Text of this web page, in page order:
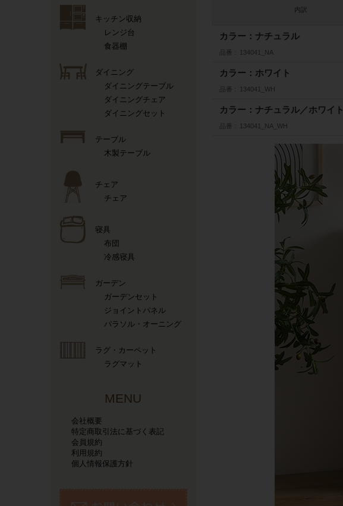
内訳
カラー：ナチュラル
品番 134041_NA
カラー：ホワイト
品番 134041_WH
カラー：ナチュラル／ホワイト
品番 134041_NA_WH
キッチン収納
レンジ台
食器棚
ダイニング
ダイニングテーブル
ダイニングチェア
ダイニングセット
テーブル
木製テーブル
チェア
チェア
寝具
布団
冷感寝具
ガーデン
ガーデンセット
ジョイントパネル
パラソル・オーニング
ラグ・カーペット
ラグマット
MENU
会社概要
特定商取引法に基づく表記
会員規約
利用規約
個人情報保護方針